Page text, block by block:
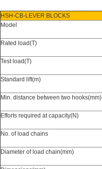
HSH-CB-LEVER BLOCKS
Model
Rated load(T)
Test load(T)
Standard lift(m)
Min. distance between two hooks(mm)
Efforts required at capacity(N)
No. of load chains
Diameter of load chain(mm)